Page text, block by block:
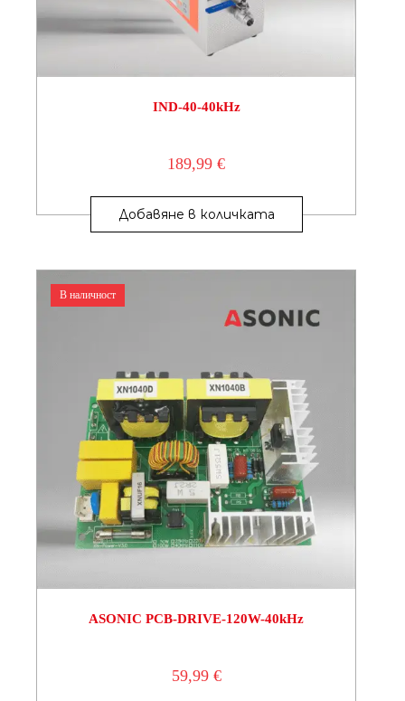
IND-40-40kHz
189,99€
Добавяне в количката
В наличност
ASONIC PCB-DRIVE-120W-40kHz
59,99 €